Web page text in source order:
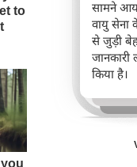
सामने
वायु सेना
से जुड़ी
किया है।